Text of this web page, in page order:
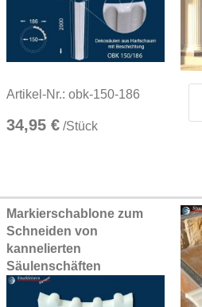
Artikel-Nr.: obk-150-186
34,95 € /Stück
Markierschablone zum
Schneiden von
kannelierten
Säulenschäften